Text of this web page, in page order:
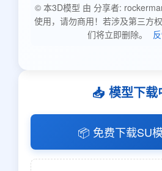
© 本3D模型 由 分享者:
使用，请勿商用！若涉及第三方
们将立即删除。
📥 模型下载
📦 免费下载SU